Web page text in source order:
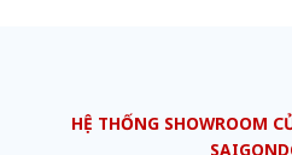
HỆ THỐNG SHOWROOM